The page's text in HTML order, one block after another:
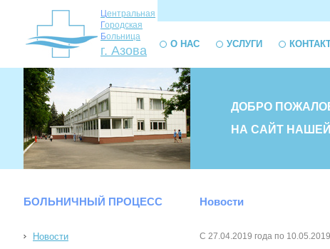
Центральная
Городская
Больница
г. Азова О НАС УСЛУГИ
ДОБРО
НА САЙТ
БОЛЬНИЧНЫЙ ПРОЦЕСС
Новости
Новости
С 27.04.2019 года по